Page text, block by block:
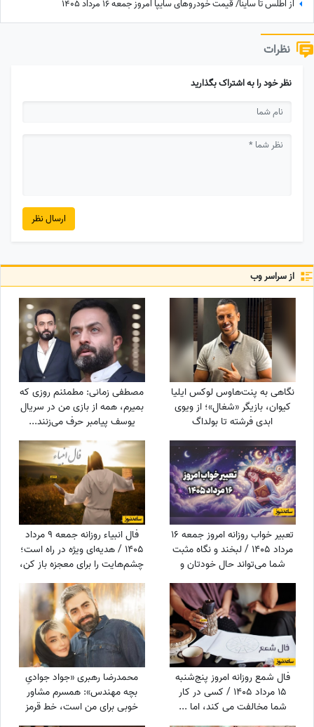
از اطلس تا ساینا/ قیمت خودرو‌های سایپا امروز جمعه 16 مرداد 1405
نظرات
نظر خود را به اشتراک بگذارید
ارسال نظر
از سراسر وب
نگاهی به پنت‌هاوس لوکس ایلیا
کیوان، بازیگر «شغال»؛ از ویوی
ابدی فرشته تا بولداگ
چشم‌نواز
مصطفی زمانی: مطمئنم روزی که
بمیرم، همه از بازی من در سریال
یوسف پیامبر حرف می‌زنند...
تعبیر خواب روزانه امروز جمعه 16
مرداد 1405 / لبخند و نگاه مثبت
شما می‌تواند حال خودتان و
فال انبیاء روزانه جمعه 9 مرداد
1405 / هدیه‌ای ویژه در راه است؛
چشم‌هایت را برای معجزه باز کن،
خوشحال می‌کند
فال شمع روزانه امروز پنج‌شنبه
15 مرداد 1405 / کسی در کار
شما مخالفت می کند، اما ...
محمدرضا رهبری «جواد جوادیِ
بچه مهندس»: همسرم مشاور
خوبی برای من است، خط قرمز